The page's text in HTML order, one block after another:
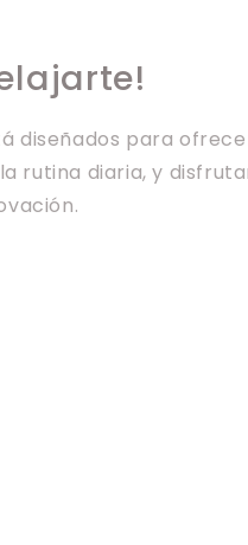
diseñados para
rutina diaria, y